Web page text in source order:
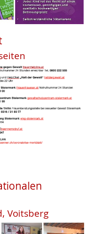
Voitsberg